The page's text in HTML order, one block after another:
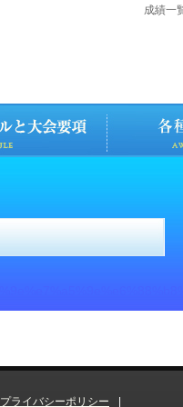
成績一
プライバシーポリシー